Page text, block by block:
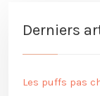
Derniers
Les puffs pas